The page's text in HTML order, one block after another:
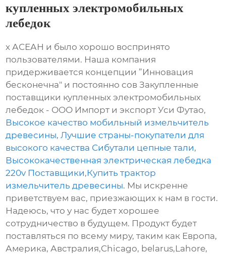
купленных электромобильных
лебедок
х АСЕАН и было хорошо воспринято
пользователями. Наша компания
придерживается концепции ”Инновация
бесконечна" и постоянно сов Закупленные
поставщики купленных электромобильных
лебедок - ООО Импорт и экспорт Уси Футао,
Высокое качество мобильный измельчитель
древесины, Лучшие страны-покупатели для
высокого качества Сибутали цепные тали,
Высококачественная электрическая лебедка
220v Поставщики,Купить трактор
измельчитель древесины. Мы искренне
приветствуем вас, приезжающих к нам в гости.
Надеюсь, что у нас будет хорошее
сотрудничество в будущем. Продукт будет
поставляться по всему миру, таким как Европа,
Америка, Австралия,Chicago, belarus,Lahore,